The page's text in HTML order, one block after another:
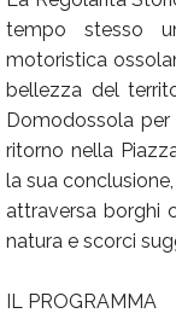
tempo stesso
motoristica
bellezza del
Domodossola per
ritorno nella
la sua
attraversa borghi
natura e scorci
IL PROGRAMMA